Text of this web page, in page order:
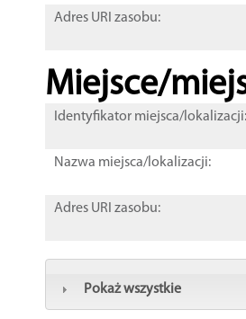
Adres URI zasobu:
Miejsce/
Identyfikator miejsca/lokalizacji:
Nazwa miejsca/lokalizacji:
Adres URI zasobu:
Pokaż wszystkie